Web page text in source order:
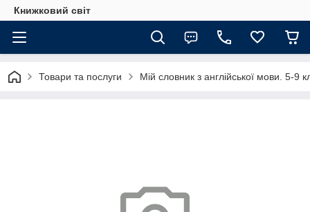
Книжковий світ
Товари та послуги Мій словник з англійської мови. 5-9